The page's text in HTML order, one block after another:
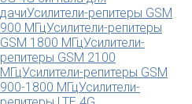
дачиУсилители-репитеры GSM
900 МГцУсилители-репитеры
GSM 1800 МГцУсилители-
репитеры GSM 2100
МГцУсилители-репитеры GSM
900-1800 МГцУсилители-